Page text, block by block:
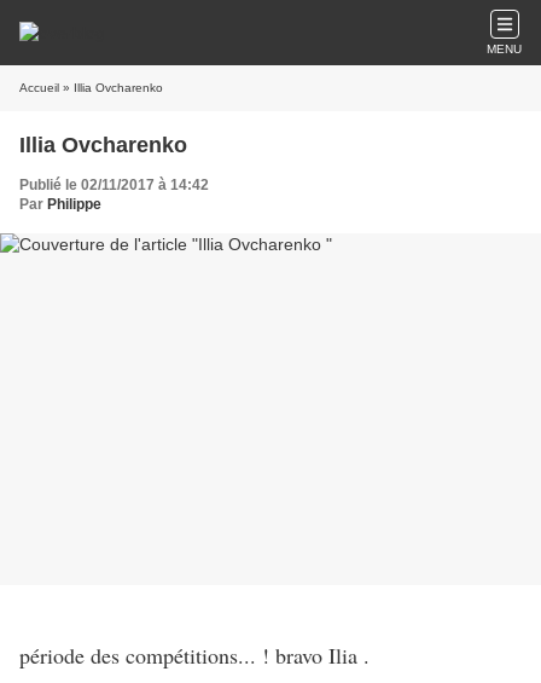
MENU
Accueil » Illia Ovcharenko
Illia Ovcharenko
Publié le 02/11/2017 à 14:42
Par Philippe
période des compétitions... ! bravo Ilia .